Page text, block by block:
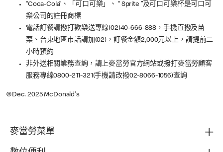
“Coca-Cola”、「可口可樂」、 “ Sprite ”及可口可樂杯是可口可
樂公司的註冊商標
電話訂餐請撥打歡樂送專線(02)40-666-888，手機直撥及苗
栗、台東地區市話請加(02)，訂餐金額2,000元以上，請提前二
小時預約
非外送相關業務查詢，請上麥當勞官方網站或撥打麥當勞顧客
服務專線0800-211-321(手機請改撥02-8066-1056)查詢
©Dec. 2025 McDonald's
麥當勞菜單